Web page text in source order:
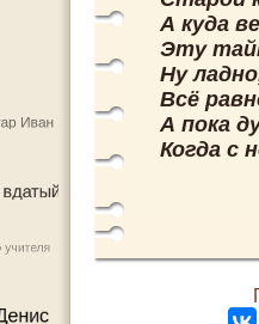
А куда
Эту
Ну
Всё
А пока
Когда с